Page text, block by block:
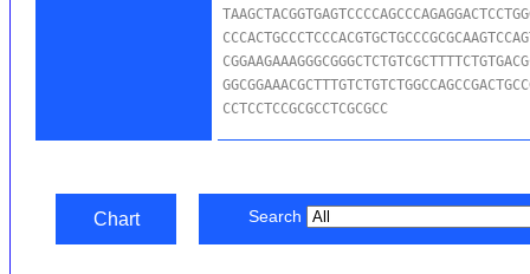
CCTCCTCCGCGCCTCGCGCC
Chart Search